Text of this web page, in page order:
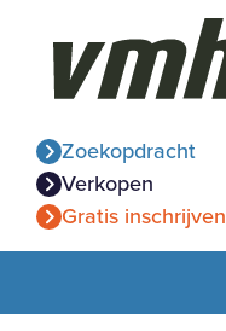
Zoekopdracht
Verkopen
Gratis inschrijven